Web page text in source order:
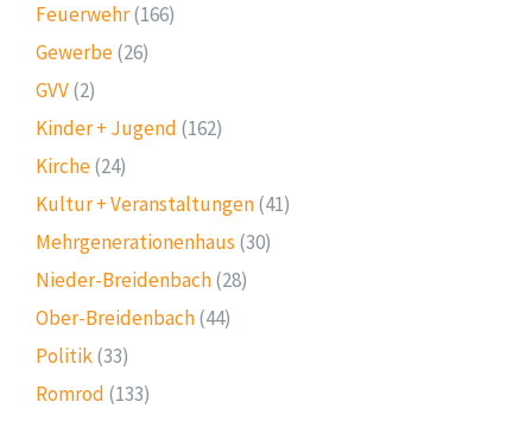
Feuerwehr(166)
Gewerbe(26)
GVV(2)
Kinder + Jugend (162)
Kirche(24)
Kultur + Veranstaltungen(41)
Mehrgenerationenhaus (30)
Nieder-Breidenbach(28)
Ober-Breidenbach(44)
Politik(33)
Romrod (133)